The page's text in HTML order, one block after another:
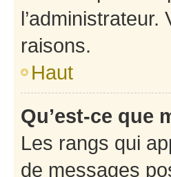
raisons.
Haut
Qu’est-ce que
Les rangs qui
de messages